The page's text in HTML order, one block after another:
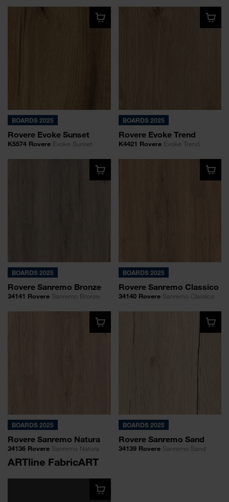
BOARDS 2025
Rovere Evoke Sunset
K5574 Rovere Evoke Sunset
BOARDS 2025
Rovere Evoke Trend
K4421 RovereEvoke Trend
BOARDS 2025
Rovere Sanremo Bronze
34141 Rovere Sanremo Bronze
BOARDS 2025
Rovere Sanremo Classico
34140 RovereSanremo Classico
BOARDS 2025
Rovere Sanremo Natura
34136 Rovere Sanremo Natura
BOARDS 2025
Rovere Sanremo Sand
34139 RovereSanremo Sand
ARTline FabricART